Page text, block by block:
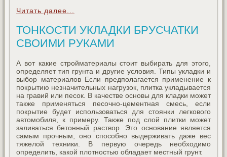
Читать далее...
ТОНКОСТИ УКЛАДКИ БРУСЧАТКИ
СВОИМИ РУКАМИ
А вот какие стройматериалы стоит выбирать для этого,
определяет тип грунта и другие условия. Типы укладки и
выбор материалов Если предполагается применение к
покрытию незначительных нагрузок, плитка укладывается
на гравий или песок. В качестве основы для кладки может
также применяться песочно-цементная смесь, если
покрытие будет использоваться для стоянки легкового
автомобиля, к примеру. Также под слой плитки может
заливаться бетонный раствор. Это основание является
самым прочным, оно способно выдерживать даже вес
тяжелой техники. В первую очередь необходимо
определить, какой плотностью обладает местный грунт.